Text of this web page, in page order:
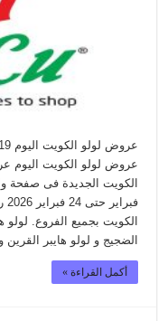
عروض لولو الكويت
الكويت بجميع الفروع. لولو
الضجيج و لولو هايبر القرين
أكمل القراءة »